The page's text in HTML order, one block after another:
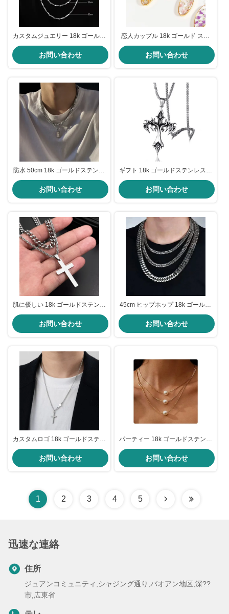
カスタムジュエリー 18k ゴールド
ステンレススチール チェーン 記
念日 メンズ パーソナライズド ネ
ックレス
お問い合わせ
恋人カップル 18k ゴールド ステ
ンレス チェーン 花エポキシ樹脂
ペンダント 女性用
お問い合わせ
防水 50cm 18k ゴールドステンレ
ススチールチェーン メンズ 5mm
キューバンリンクチェーン OEM
お問い合わせ
ギフト 18k ゴールドステンレスス
チールチェーン 6.3 X 3.5cm クロ
スネックレス カスタム
お問い合わせ
肌に優しい 18k ゴールドステンレ
ス チェーン クロス ペンダント 男
性 シルバー キューバ リンクチェ
ーン
お問い合わせ
45cm ヒップホップ 18k ゴールド
ステンレス チェーン 汚れのない
メンズ キューバ リンク ネックレ
ス
お問い合わせ
カスタムロゴ 18k ゴールドステン
レス チェーン 男性 ジュエリー ク
ロス ペンダント チェーン
お問い合わせ
パーティー 18k ゴールドステンレ
ススチールチェーン ゴールドフィ
ルド 三層ネックレス パールペン
ダント 17.72インチ
お問い合わせ
1 2 3 4 5
迅速な連絡
住所
ジュアンコミュニティ,シャジング通り,バオアン地区,深??
市,広東省